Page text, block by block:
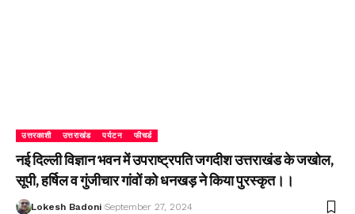
उत्तरकाशी उत्तराखंड पर्यटन फीचर्ड
नई दिल्ली विज्ञान भवन में उपराष्ट्रपति जगदीश उत्तराखंड के जखोल,
सूपी, हर्षिल व गुंजीचार गांवों को धनखड़ ने किया पुरस्कृत।।
Lokesh Badoni September 27, 2024